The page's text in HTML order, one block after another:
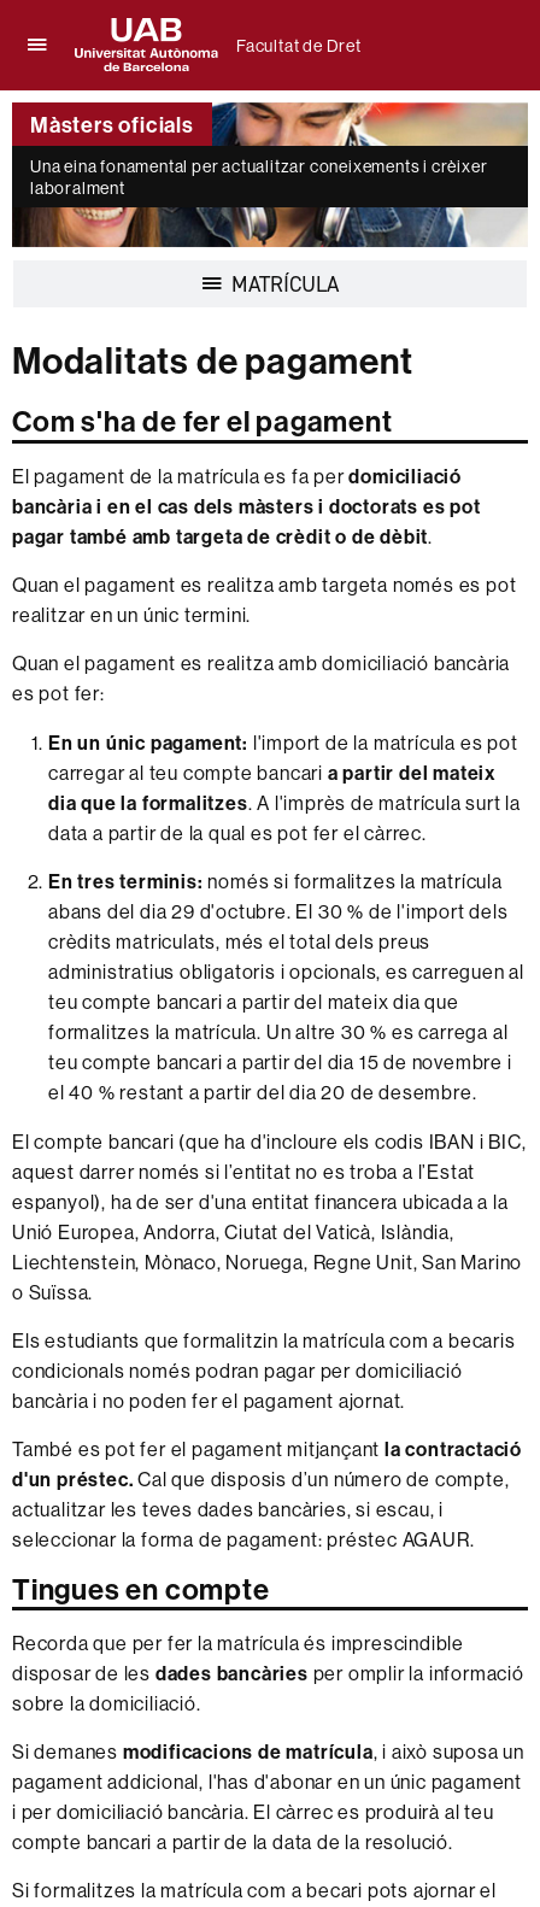
per
desplegar
el
menú
de
Facultat
Universitat
Autònoma
de
Barcelona
Facultat de Dret
Màsters oficials
Una eina fonamental per actualitzar coneixements i crèixer
laboralment
MATRÍCULA
Modalitats de pagament
Com s'ha de fer el pagament
El pagament de la matrícula es fa perdomiciliació
bancària i en el cas dels màsters i doctorats es pot
pagar també amb targeta de crèdit o de dèbit.
Quan el pagament es realitza amb targeta només es pot
realitzar en un únic termini.
Quan el pagament es realitza amb domiciliació bancària
es pot fer:
En un únic pagament: l'import de la matrícula es pot
carregar al teu compte bancari a partir del mateix
dia que la formalitzes. A l'imprès de matrícula surt la
data a partir de la qual es pot fer el càrrec.
En tres terminis: només si formalitzes la matrícula
abans del dia 29 d'octubre. El 30 % de l'import dels
crèdits matriculats, més el total dels preus
administratius obligatoris i opcionals, es carreguen al
teu compte bancari a partir del mateix dia que
formalitzes la matrícula. Un altre 30 % es carrega al
teu compte bancari a partir del dia 15 de novembre i
el 40 % restant a partir del dia 20 de desembre.
El compte bancari (que ha d'incloure els codis IBAN i BIC,
aquest darrer només si l’entitat no es troba a l’Estat
espanyol), ha de ser d'una entitat financera ubicada a la
Unió Europea, Andorra, Ciutat del Vaticà, Islàndia,
Liechtenstein, Mònaco, Noruega, Regne Unit, San Marino
o Suïssa.
Els estudiants que formalitzin la matrícula com a becaris
condicionals només podran pagar per domiciliació
bancària i no poden fer el pagament ajornat.
També es pot fer el pagament mitjançant la contractació
d'un préstec. Cal que disposis d’un número de compte,
actualitzar les teves dades bancàries, si escau, i
seleccionar la forma de pagament: préstec AGAUR.
Tingues en compte
Recorda que per fer la matrícula és imprescindible
disposar de les dades bancàries per omplir la informació
sobre la domiciliació.
Si demanes modificacions de matrícula, i això suposa un
pagament addicional, l'has d'abonar en un únic pagament
i per domiciliació bancària. El càrrec es produirà al teu
compte bancari a partir de la data de la resolució.
Si formalitzes la matrícula com a becari pots ajornar el